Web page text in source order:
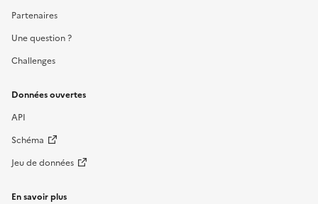
Partenaires
Une question ?
Challenges
Données ouvertes
API
Schéma
Jeu de données
En savoir plus